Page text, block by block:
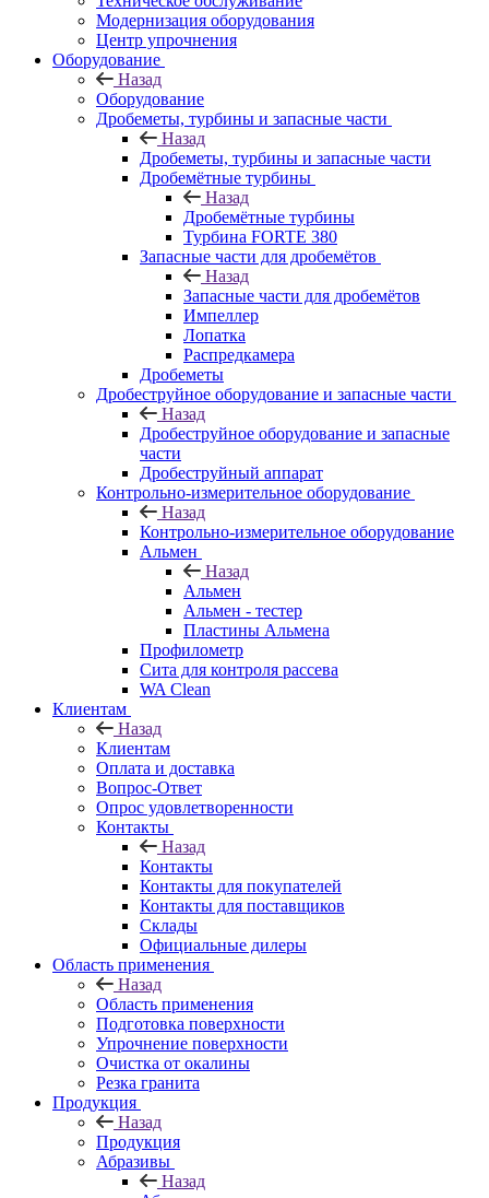
Модернизация оборудования
Центр упрочнения
Оборудование
Назад
Оборудование
Дробеметы, турбины и запасные части
Назад
Дробеметы, турбины и запасные части
Дробемётные турбины
Назад
Дробемётные турбины
Турбина FORTE 380
Запасные части для дробемётов
Назад
Запасные части для дробемётов
Импеллер
Лопатка
Распредкамера
Дробеметы
Дробеструйное оборудование и запасные части
Назад
Дробеструйное оборудование и запасные
части
Дробеструйный аппарат
Контрольно-измерительное оборудование
Назад
Контрольно-измерительное оборудование
Альмен
Назад
Альмен
Альмен - тестер
Пластины Альмена
Профилометр
Сита для контроля рассева
WA Clean
Клиентам
Назад
Клиентам
Оплата и доставка
Вопрос-Ответ
Опрос удовлетворенности
Контакты
Назад
Контакты
Контакты для покупателей
Контакты для поставщиков
Склады
Официальные дилеры
Область применения
Назад
Область применения
Подготовка поверхности
Упрочнение поверхности
Очистка от окалины
Резка гранита
Продукция
Назад
Продукция
Абразивы
Назад